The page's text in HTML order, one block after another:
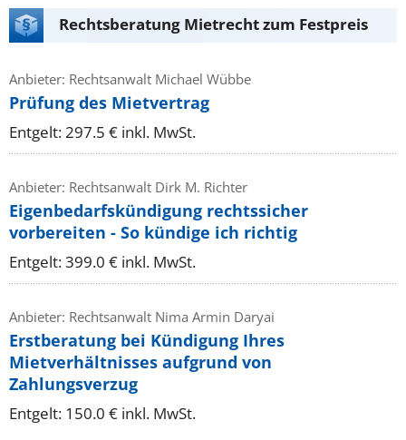
Rechtsberatung Mietrecht zum Festpreis
Anbieter: Rechtsanwalt Michael Wübbe
Prüfung des Mietvertrag
Entgelt: 297.5 € inkl. MwSt.
Anbieter: Rechtsanwalt Dirk M. Richter
Eigenbedarfskündigung rechtssicher
vorbereiten - So kündige ich richtig
Entgelt: 399.0 € inkl. MwSt.
Anbieter: Rechtsanwalt Nima Armin Daryai
Erstberatung bei Kündigung Ihres
Mietverhältnisses aufgrund von
Zahlungsverzug
Entgelt: 150.0 € inkl. MwSt.